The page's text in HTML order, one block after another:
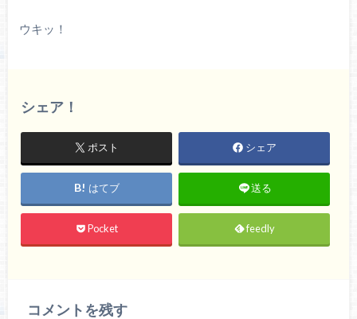
ウキッ！
シェア！
ポスト シェア
はてブ 送る
Pocket feedly
コメントを残す